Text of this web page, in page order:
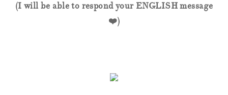
(I will be able to respond your ENGLISH message
❤️)